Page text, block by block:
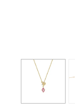
誕生石